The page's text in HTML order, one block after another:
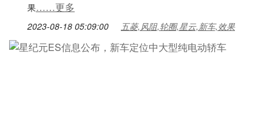
果……更多
2023-08-18 05:09:00 五菱,风阻,轮圈,星云,新车,效果